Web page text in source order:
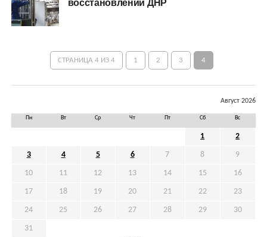
восстановлении ДНР
СТРАНИЦА 4 ИЗ 4 1 2 3 4
Август 2026
Пн Вт Ср Чт Пт Сб Вс
1 2
3 4 5 6 7 8 9
10 11 12 13 14 15 16
17 18 19 20 21 22 23
24 25 26 27 28 29 30
31